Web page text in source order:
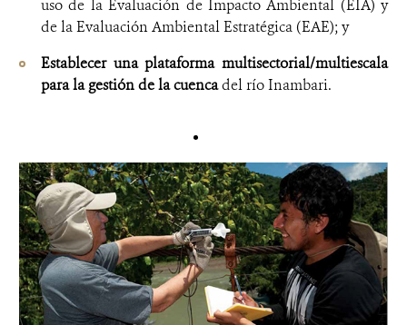
uso de la Evaluación de Impacto Ambiental (EIA) y
de la Evaluación Ambiental Estratégica (EAE); y
Establecer una plataforma multisectorial/multiescala
para la gestión de la cuencadel río Inambari.